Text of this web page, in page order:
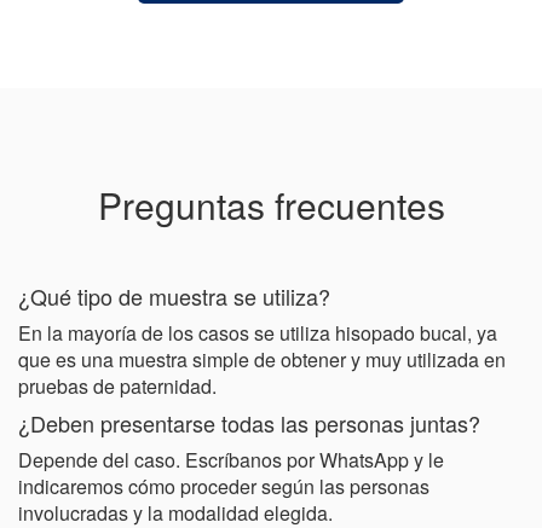
Preguntas frecuentes
¿Qué tipo de muestra se utiliza?
En la mayoría de los casos se utiliza hisopado bucal, ya
que es una muestra simple de obtener y muy utilizada en
pruebas de paternidad.
¿Deben presentarse todas las personas juntas?
Depende del caso. Escríbanos por WhatsApp y le
indicaremos cómo proceder según las personas
involucradas y la modalidad elegida.